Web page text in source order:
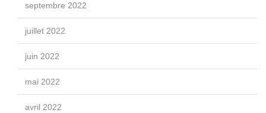
septembre 2022
juillet 2022
juin 2022
mai 2022
avril 2022